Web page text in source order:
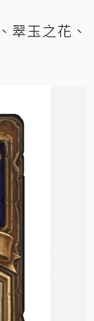
翠玉之花、